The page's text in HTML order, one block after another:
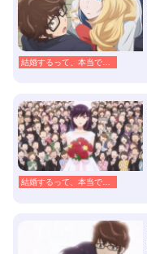
結婚するって、本当ですか